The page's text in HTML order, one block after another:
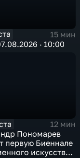
15 мин
· 10:00
12 мин
Пономарев
первую Биеннале
искусства